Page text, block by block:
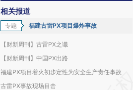
相关报道
专题 福建古雷PX项目爆炸事故
【财新周刊】古雷PX之谶
【财新周刊】中国PX出路
福建PX项目着火初步定性为安全生产责任事故
古雷PX事故现场目击